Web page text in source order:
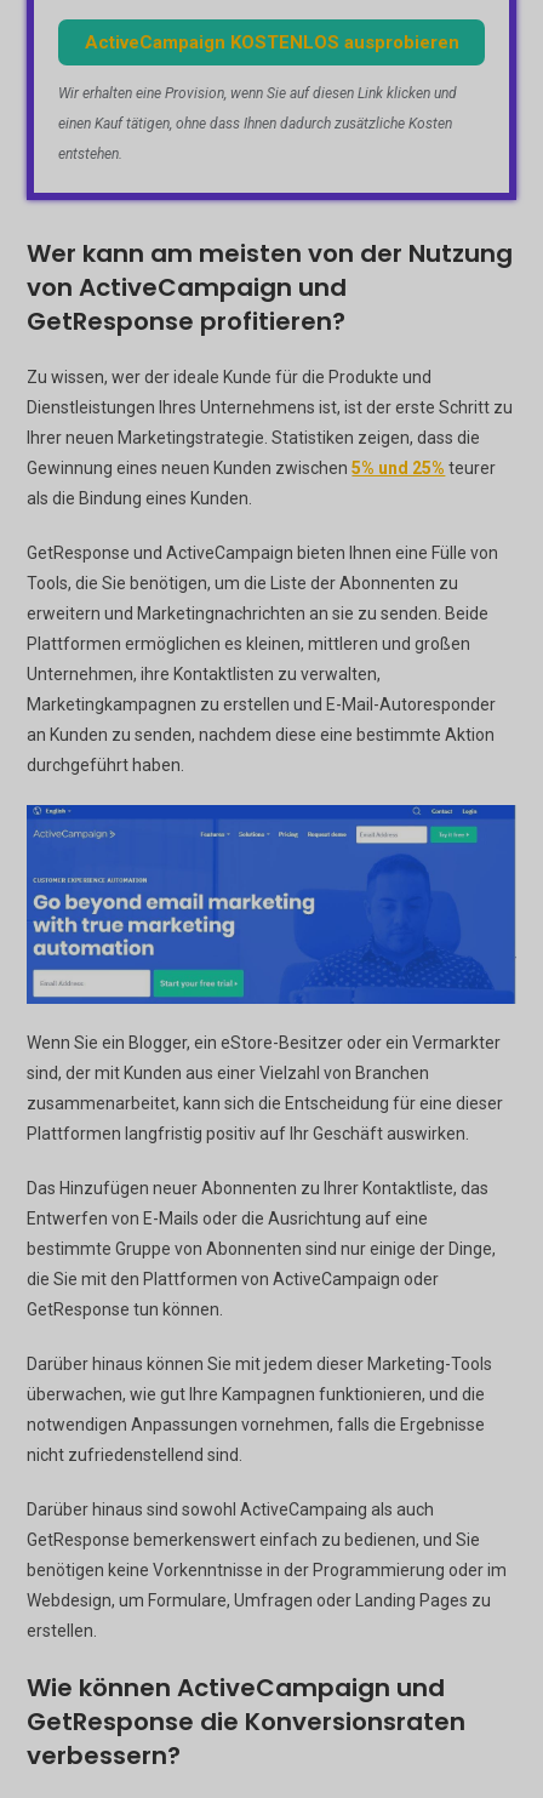
ActiveCampaign KOSTENLOS ausprobieren
Wir erhalten eine Provision, wenn Sie auf diesen Link klicken und
einen Kauf tätigen, ohne dass Ihnen dadurch zusätzliche Kosten
entstehen.
Wer kann am meisten von der Nutzung
von ActiveCampaign und
GetResponse profitieren?
Zu wissen, wer der ideale Kunde für die Produkte und
Dienstleistungen Ihres Unternehmens ist, ist der erste Schritt zu
Ihrer neuen Marketingstrategie. Statistiken zeigen, dass die
Gewinnung eines neuen Kunden zwischen5% und 25% teurer
als die Bindung eines Kunden.
GetResponse und ActiveCampaign bieten Ihnen eine Fülle von
Tools, die Sie benötigen, um die Liste der Abonnenten zu
erweitern und Marketingnachrichten an sie zu senden. Beide
Plattformen ermöglichen es kleinen, mittleren und großen
Unternehmen, ihre Kontaktlisten zu verwalten,
Marketingkampagnen zu erstellen und E-Mail-Autoresponder
an Kunden zu senden, nachdem diese eine bestimmte Aktion
durchgeführt haben.
Wenn Sie ein Blogger, ein eStore-Besitzer oder ein Vermarkter
sind, der mit Kunden aus einer Vielzahl von Branchen
zusammenarbeitet, kann sich die Entscheidung für eine dieser
Plattformen langfristig positiv auf Ihr Geschäft auswirken.
Das Hinzufügen neuer Abonnenten zu Ihrer Kontaktliste, das
Entwerfen von E-Mails oder die Ausrichtung auf eine
bestimmte Gruppe von Abonnenten sind nur einige der Dinge,
die Sie mit den Plattformen von ActiveCampaign oder
GetResponse tun können.
Darüber hinaus können Sie mit jedem dieser Marketing-Tools
überwachen, wie gut Ihre Kampagnen funktionieren, und die
notwendigen Anpassungen vornehmen, falls die Ergebnisse
nicht zufriedenstellend sind.
Darüber hinaus sind sowohl ActiveCampaing als auch
GetResponse bemerkenswert einfach zu bedienen, und Sie
benötigen keine Vorkenntnisse in der Programmierung oder im
Webdesign, um Formulare, Umfragen oder Landing Pages zu
erstellen.
Wie können ActiveCampaign und
GetResponse die Konversionsraten
verbessern?